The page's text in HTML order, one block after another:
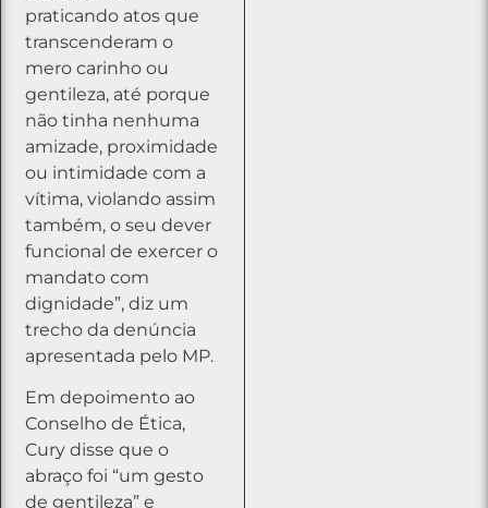
praticando atos que
transcenderam o
mero carinho ou
gentileza, até porque
não tinha nenhuma
amizade, proximidade
ou intimidade com a
vítima, violando assim
também, o seu dever
funcional de exercer o
mandato com
dignidade”, diz um
trecho da denúncia
apresentada pelo MP.
Em depoimento ao
Conselho de Ética,
Cury disse que o
abraço foi “um gesto
de gentileza” e